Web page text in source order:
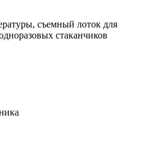
съемный лоток для
стаканчиков